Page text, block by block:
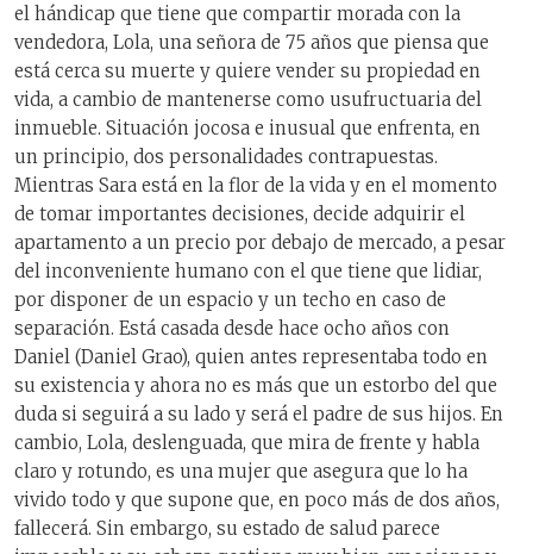
el hándicap que tiene que compartir morada con la
vendedora, Lola, una señora de 75 años que piensa que
está cerca su muerte y quiere vender su propiedad en
vida, a cambio de mantenerse como usufructuaria del
inmueble. Situación jocosa e inusual que enfrenta, en
un principio, dos personalidades contrapuestas.
Mientras Sara está en la flor de la vida y en el momento
de tomar importantes decisiones, decide adquirir el
apartamento a un precio por debajo de mercado, a pesar
del inconveniente humano con el que tiene que lidiar,
por disponer de un espacio y un techo en caso de
separación. Está casada desde hace ocho años con
Daniel (Daniel Grao), quien antes representaba todo en
su existencia y ahora no es más que un estorbo del que
duda si seguirá a su lado y será el padre de sus hijos. En
cambio, Lola, deslenguada, que mira de frente y habla
claro y rotundo, es una mujer que asegura que lo ha
vivido todo y que supone que, en poco más de dos años,
fallecerá. Sin embargo, su estado de salud parece